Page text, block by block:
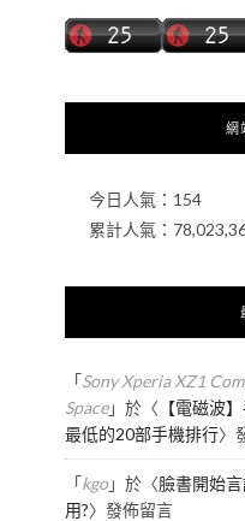
網
今日人氣： 154
累計人氣：
「Sony Xperia XZ1
Space」於〈 【電磁波
最低的20部手機排行〉
「kgo」於〈臉書開始
用?〉發佈留言